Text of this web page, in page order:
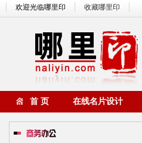
欢迎光临哪里印 收藏哪里印
首 页 在线名片设计